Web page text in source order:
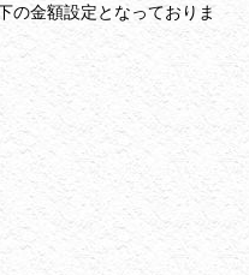
の金額設定となっておりま